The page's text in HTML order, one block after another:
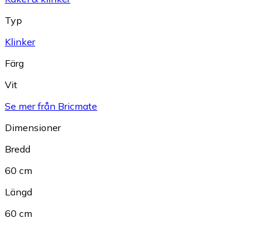
Typ
Klinker
Färg
Vit
Se mer från Bricmate
Dimensioner
Bredd
60 cm
Längd
60 cm